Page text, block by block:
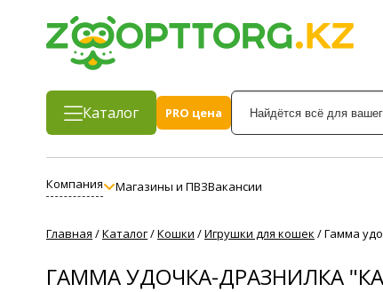
Каталог
PRO цена
Компания Магазины и ПВЗВакансии
Главная /Каталог/Кошки /Игрушки для кошек /Гамма
ГАММА УДОЧКА-ДРАЗНИЛКА